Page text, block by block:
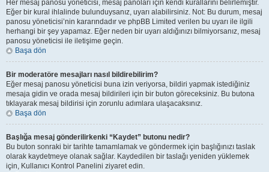
Her mesaj panosu yöneticisi, mesaj panoları için kendi kurallarını belirlemiştir.
Eğer bir kural ihlalinde bulunduysanız, uyarı alabilirsiniz. Not: Bu durum, mesaj
panosu yöneticisi’nin kararındadır ve phpBB Limited verilen bu uyarı ile ilgili
herhangi bir şey yapamaz. Eğer neden bir uyarı aldığınızı bilmiyorsanız, mesaj
panosu yöneticisi ile iletişime geçin.
Başa dön
Bir moderatöre mesajları nasıl bildirebilirim?
Eğer mesaj panosu yöneticisi buna izin veriyorsa, bildiri yapmak istediğiniz
mesaja gidin ve orada mesaj bildirileri için bir buton göreceksiniz. Bu butona
tıklayarak mesaj bildirisi için zorunlu adımlara ulaşacaksınız.
Başa dön
Başlığa mesaj gönderilirkenki “Kaydet” butonu nedir?
Bu buton sonraki bir tarihte tamamlamak ve göndermek için başlığınızı taslak
olarak kaydetmeye olanak sağlar. Kaydedilen bir taslağı yeniden yüklemek
için, Kullanıcı Kontrol Panelini ziyaret edin.